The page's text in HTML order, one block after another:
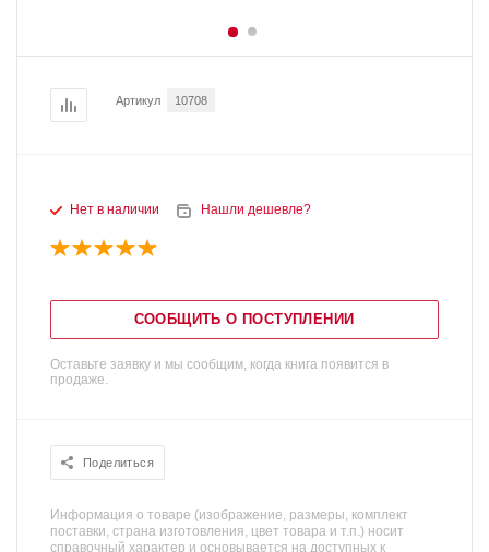
Артикул 10708
Нет в наличии Нашли дешевле?
СООБЩИТЬ О ПОСТУПЛЕНИИ
Оставьте заявку и мы сообщим, когда книга появится в
продаже.
Поделиться
Информация о товаре (изображение, размеры, комплект
поставки, страна изготовления, цвет товара и т.п.) носит
справочный характер и основывается на доступных к